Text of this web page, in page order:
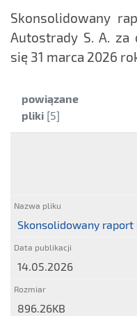
Skonsolidowany
Autostrady S. A. za
się 31 marca 2026
Kategoria:
powiązane
pliki [5]
Skonsolidowany
14.05.2026
896.26KB